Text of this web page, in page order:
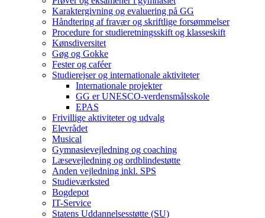
Karaktergivning og evaluering på GG
Håndtering af fravær og skriftlige forsømmelser
Procedure for studieretningsskift og klasseskift
Kønsdiversitet
Gøg og Gokke
Fester og caféer
Studierejser og internationale aktiviteter
Internationale projekter
GG er UNESCO-verdensmålsskole
EPAS
Frivillige aktiviteter og udvalg
Elevrådet
Musical
Gymnasievejledning og coaching
Læsevejledning og ordblindestøtte
Anden vejledning inkl. SPS
Studieværksted
Bogdepot
IT-Service
Statens Uddannelsesstøtte (SU)